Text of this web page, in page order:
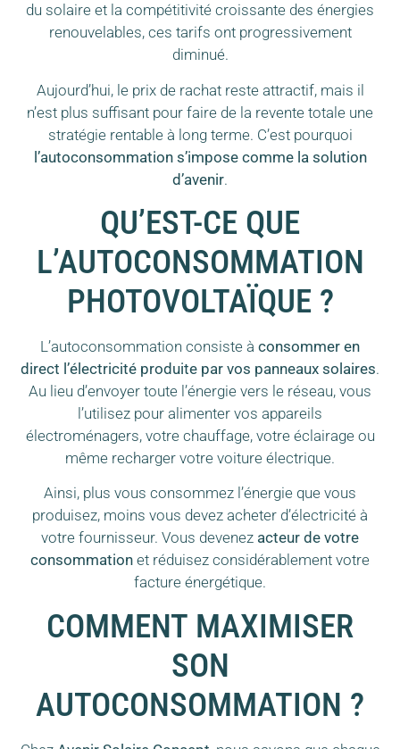
du solaire et la compétitivité croissante des énergies
renouvelables, ces tarifs ont progressivement
diminué.
Aujourd’hui, le prix de rachat reste attractif, mais il
n’est plus suffisant pour faire de la revente totale une
stratégie rentable à long terme. C’est pourquoi
l’autoconsommation s’impose comme la solution
d’avenir.
QU’EST-CE QUE
L’AUTOCONSOMMATION
PHOTOVOLTAÏQUE ?
L’autoconsommation consiste à consommer en
direct l’électricité produite par vos panneaux solaires.
Au lieu d’envoyer toute l’énergie vers le réseau, vous
l’utilisez pour alimenter vos appareils
électroménagers, votre chauffage, votre éclairage ou
même recharger votre voiture électrique.
Ainsi, plus vous consommez l’énergie que vous
produisez, moins vous devez acheter d’électricité à
votre fournisseur. Vous devenez acteur de votre
consommation et réduisez considérablement votre
facture énergétique.
COMMENT MAXIMISER
SON
AUTOCONSOMMATION ?